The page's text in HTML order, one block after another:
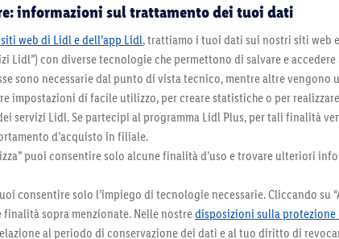
I prodotti qui reclamizzati, soprattutto quelli non-food, non fanno
informazioni sul trattamento dei tuoi dati
web di Lidl e dell’app Lidl, trattiamo i tuoi dati sui nostri siti web
Lidl”) con diverse tecnologie che permettono di salvare e
sono necessarie dal punto di vista tecnico, mentre altre vengono
impostazioni di facile utilizzo, per creare statistiche o per
servizi Lidl. Se partecipi al programma Lidl Plus, per tali finalità
d’acquisto in filiale.
puoi consentire solo alcune finalità d’uso e trovare ulteriori
consentire solo l’impiego di tecnologie necessarie. Cliccando su
sopra menzionate. Nelle nostredisposizioni sulla protezione
al periodo di conservazione dei dati e al tuo diritto di